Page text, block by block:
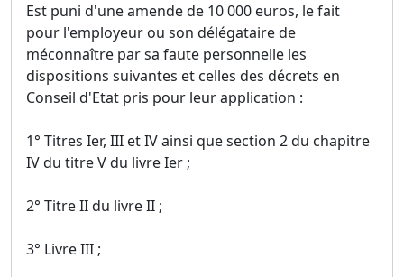
Est puni d'une amende de 10 000 euros, le fait
pour l'employeur ou son délégataire de
méconnaître par sa faute personnelle les
dispositions suivantes et celles des décrets en
Conseil d'Etat pris pour leur application :
1° Titres Ier, III et IV ainsi que section 2 du chapitre
IV du titre V du livre Ier ;
2° Titre II du livre II ;
3° Livre III ;